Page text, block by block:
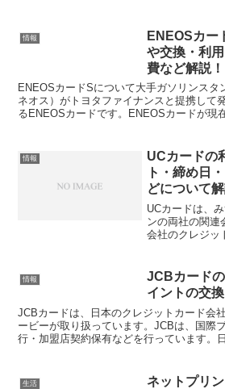
ります。さらに
用やJ...
情報
ENEOSカー
や交換・利
費など解説！
ENEOSカードSについて大手ガソリンスタ
ネオス）がトヨタファイナンスと提携して
るENEOSカードです。ENEOSカードが現
情報
UCカードの
ト・締め日
どについて解
UCカードは、
ンの両社の関連
会社のクレジッ
最大３０倍も
「セゾンポイ
情報
JCBカード
イントの交
JCBカードは、日本のクレジットカード会
ービーが取り扱っています。JCBは、国際
行・加盟店契約保有などを行っています。
生活
ネットプリ